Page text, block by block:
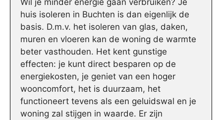
huis isoleren in Buchten is dan eigenlijk de
basis. D.m.v. het isoleren van glas, daken,
muren en vloeren kan de woning de warmte
beter vasthouden. Het kent gunstige
effecten: je kunt direct besparen op de
energiekosten, je geniet van een hoger
wooncomfort, het is duurzaam, het
functioneert tevens als een geluidswal en je
woning zal stijgen in waarde. Er zijn